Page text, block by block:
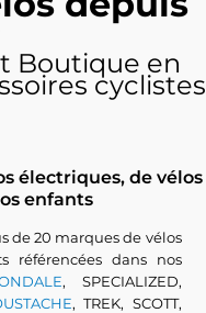
Boutique en
cyclistes
électriques, de vélos
enfants
de 20 marques de vélos
référencées dans nos
, SPECIALIZED,
, TREK, SCOTT,